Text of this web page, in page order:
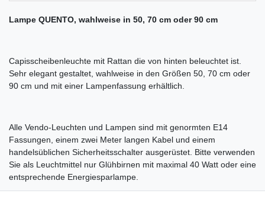
Lampe QUENTO, wahlweise in 50, 70 cm oder 90 cm
Capisscheibenleuchte mit Rattan die von hinten beleuchtet ist.
Sehr elegant gestaltet, wahlweise in den Größen 50, 70 cm oder
90 cm und mit einer Lampenfassung erhältlich.
Alle Vendo-Leuchten und Lampen sind mit genormten E14
Fassungen, einem zwei Meter langen Kabel und einem
handelsüblichen Sicherheitsschalter ausgerüstet. Bitte verwenden
Sie als Leuchtmittel nur Glühbirnen mit maximal 40 Watt oder eine
entsprechende Energiesparlampe.